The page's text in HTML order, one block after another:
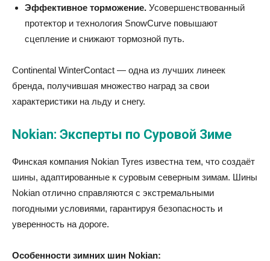
Эффективное торможение. Усовершенствованный
протектор и технология SnowCurve повышают
сцепление и снижают тормозной путь.
Continental WinterContact — одна из лучших линеек
бренда, получившая множество наград за свои
характеристики на льду и снегу.
Nokian: Эксперты по Суровой Зиме
Финская компания Nokian Tyres известна тем, что создаёт
шины, адаптированные к суровым северным зимам. Шины
Nokian отлично справляются с экстремальными
погодными условиями, гарантируя безопасность и
уверенность на дороге.
Особенности зимних шин Nokian: